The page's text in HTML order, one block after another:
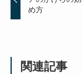
め方
関連記事